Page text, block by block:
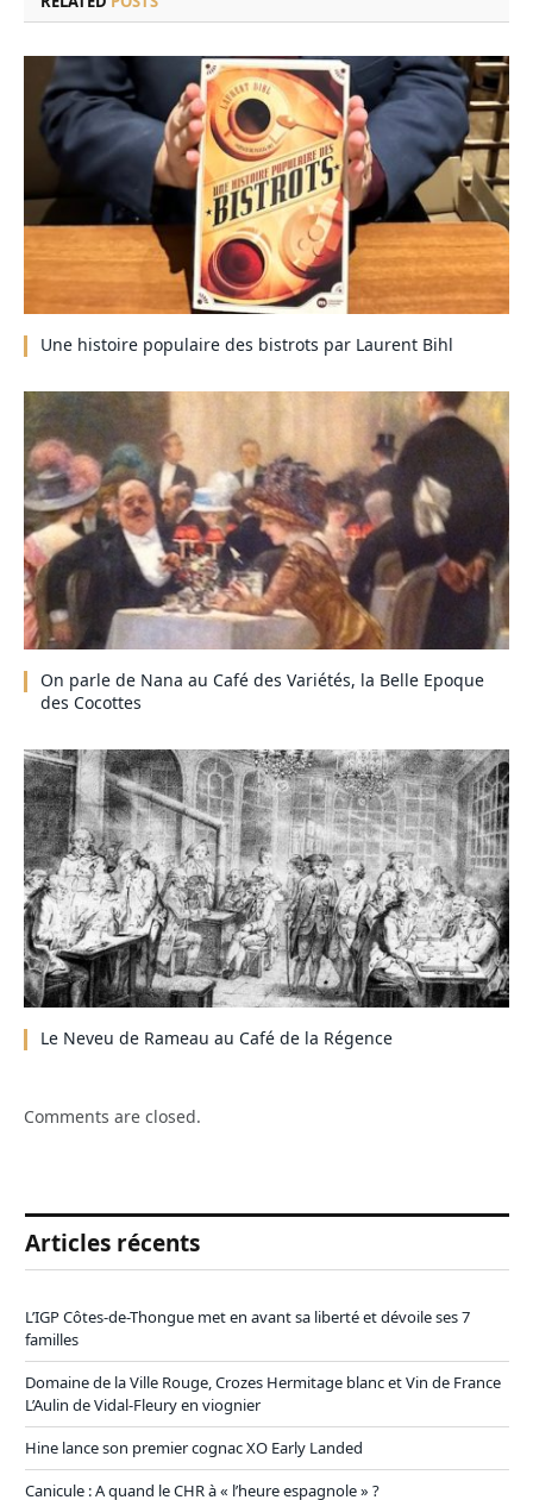
Une histoire populaire des bistrots par Laurent Bihl
On parle de Nana au Café des Variétés, la Belle Epoque
des Cocottes
Le Neveu de Rameau au Café de la Régence
Comments are closed.
Articles récents
L’IGP Côtes-de-Thongue met en avant sa liberté et dévoile ses 7
familles
Domaine de la Ville Rouge, Crozes Hermitage blanc et Vin de France
L’Aulin de Vidal-Fleury en viognier
Hine lance son premier cognac XO Early Landed
Canicule : A quand le CHR à « l’heure espagnole » ?